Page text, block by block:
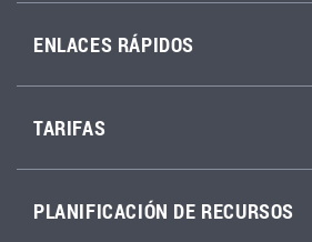
ENLACES RÁPIDOS
TARIFAS
PLANIFICACIÓN DE RECURSOS